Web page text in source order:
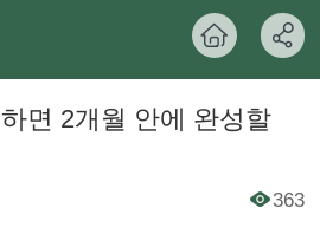
면 2개월 안에 완성할
363